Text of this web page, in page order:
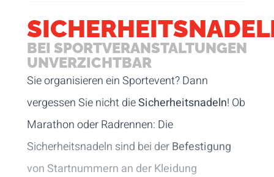
BEI SPORTVERANSTALTUNGEN
UNVERZICHTBAR
Sie organisieren ein Sportevent? Dann
vergessen Sie nicht dieSicherheitsnadeln! Ob
Marathon oder Radrennen: Die
Sicherheitsnadeln sind bei derBefestigung
von Startnummern an der Kleidung